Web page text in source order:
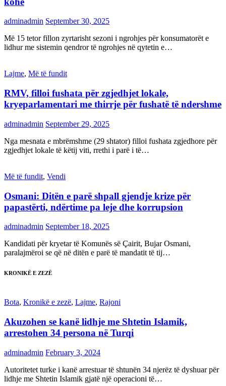
adminadmin September 30, 2025
Më 15 tetor fillon zyrtarisht sezoni i ngrohjes për konsumatorët e
lidhur me sistemin qendror të ngrohjes në qytetin e…
Lajme, Më të fundit
RMV, filloi fushata për zgjedhjet lokale,
kryeparlamentari me thirrje për fushatë të ndershme
adminadmin September 29, 2025
Nga mesnata e mbrëmshme (29 shtator) filloi fushata zgjedhore për
zgjedhjet lokale të këtij viti, rrethi i parë i të…
Më të fundit, Vendi
Osmani: Ditën e parë shpall gjendje krize për
papastërti, ndërtime pa leje dhe korrupsion
adminadmin September 18, 2025
Kandidati për kryetar të Komunës së Çairit, Bujar Osmani,
paralajmëroi se që në ditën e parë të mandatit të tij…
KRONIKË E ZEZË
Bota, Kronikë e zezë, Lajme, Rajoni
Akuzohen se kanë lidhje me Shtetin Islamik,
arrestohen 34 persona në Turqi
adminadmin February 3, 2024
Autoritetet turke i kanë arrestuar të shtunën 34 njerëz të dyshuar për
lidhje me Shtetin Islamik gjatë një operacioni të…